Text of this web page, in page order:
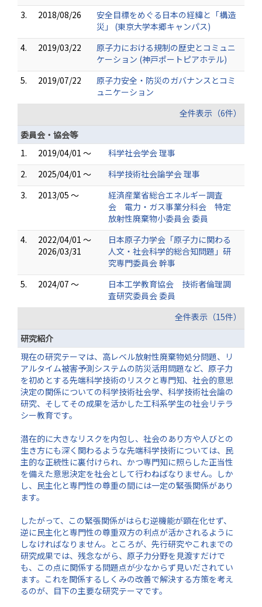
3.
2018/08/26
安全目標をめぐる日本の経緯と「構造
災」 (東京大学本郷キャンパス)
4.
2019/03/22
原子力における規制の歴史とコミュニ
ケーション (神戸ポートピアホテル)
5.
2019/07/22
原子力安全・防災のガバナンスとコミ
ュニケーション
全件表示（6件）
委員会・協会等
1.
2019/04/01 ～
科学社会学会 理事
2.
2025/04/01 ～
科学技術社会論学会 理事
3.
2013/05 ～
経済産業省総合エネルギー調査
会 電力・ガス事業分科会 特定
放射性廃棄物小委員会 委員
4.
2022/04/01 ～
2026/03/31
日本原子力学会「原子力に関わる
人文・社会科学的総合知問題」研
究専門委員会 幹事
5.
2024/07 ～
日本工学教育協会 技術者倫理調
査研究委員会 委員
全件表示（15件）
研究紹介
現在の研究テーマは、高レベル放射性廃棄物処分問題、リ
アルタイム被害予測システムの防災活用問題など、原子力
を初めとする先端科学技術のリスクと専門知、社会的意思
決定の関係についての科学技術社会学、科学技術社会論の
研究、そしてその成果を活かした工科系学生の社会リテラ
シー教育です。
潜在的に大きなリスクを内包し、社会のあり方や人びとの
生き方にも深く関わるような先端科学技術については、民
主的な正統性に裏付けられ、かつ専門知に照らした正当性
を備えた意思決定を社会として行わねばなりません。しか
し、民主化と専門性の尊重の間には一定の緊張関係があり
ます。
したがって、この緊張関係がはらむ逆機能が顕在化せず、
逆に民主化と専門性の尊重双方の利点が活かされるように
しなければなりません。ところが、先行研究やこれまでの
研究成果では、残念ながら、原子力分野を見渡すだけで
も、この点に関係する問題点が少なからず見いだされてい
ます。これを関係するしくみの改善で解決する方策を考え
るのが、目下の主要な研究テーマです。